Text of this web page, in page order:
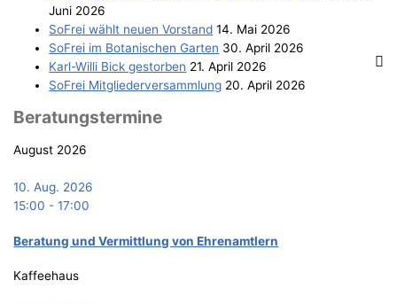
Juni 2026
SoFrei wählt neu­en Vorstand 14. Mai 2026
SoFrei im Bota­ni­schen Garten 30. April 2026
Karl-Wil­li Bick gestorben 21. April 2026
SoFrei Mit­glie­der­ver­samm­lung 20. April 2026
Bera­tungs­ter­mi­ne
August 2026
10. Aug. 2026
15:00 -17:00
Bera­tung und Ver­mitt­lung von Ehrenamtlern
Kaffeehaus